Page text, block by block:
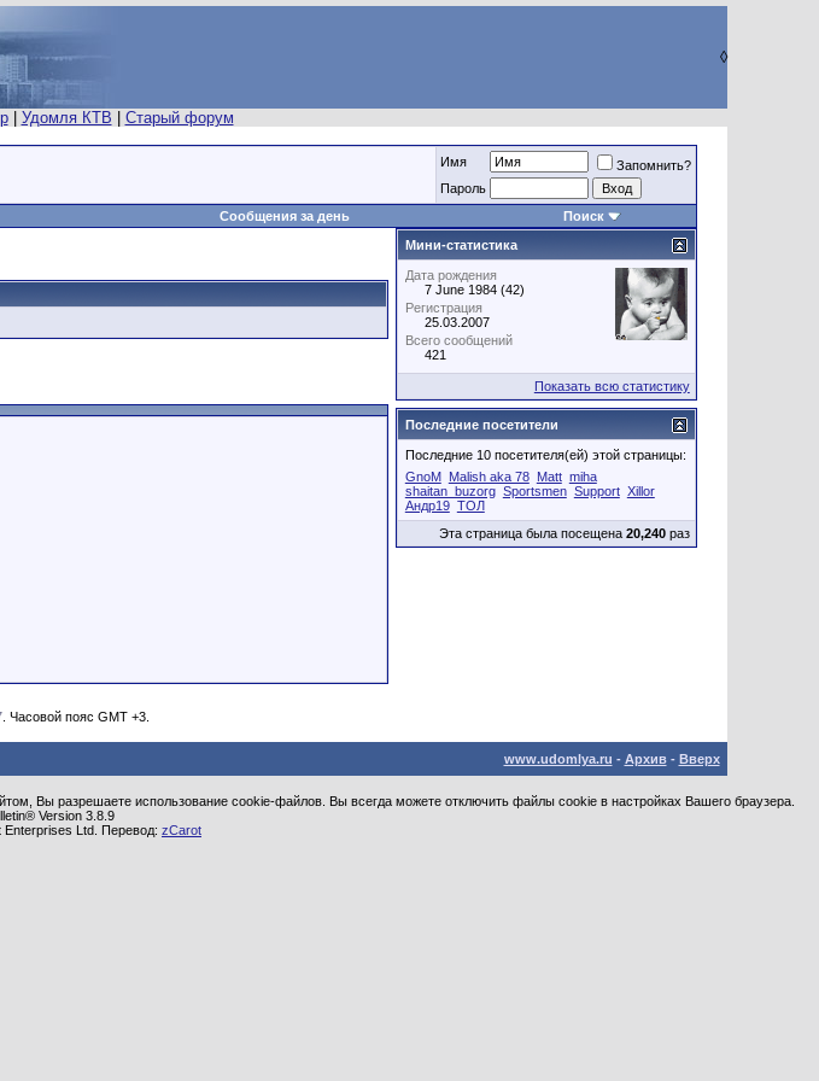
◊
| Удомля КТВ Старый форум
Имя
Запомнить?
Пароль
Сообщения за день Поиск
Мини-статистика
Дата рождения
7 June 1984 (42)
Регистрация
25.03.2007
Всего сообщений
421
Показать всю статистику
Последние посетители
Последние 10 посетителя(ей) этой страницы:
GnoM
Malish aka 78 Matt miha
shaitan_buzorg Sportsmen Support Xillor
Андр19 ТОЛ
Эта страница была посещена 20,240раз
. Часовой пояс GMT +3.
www.udomlya.ru - Архив- Вверх
Вы разрешаете использование cookie-файлов. Вы всегда можете отключить файлы cookie в настройках Вашего браузера.
Version 3.8.9
Ltd. Перевод: zCarot